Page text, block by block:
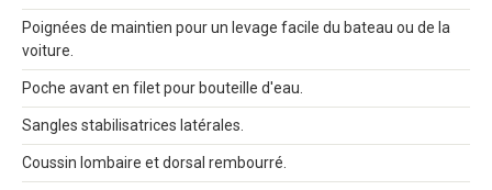
Poignées de maintien pour un levage facile du bateau ou de la
voiture.
Poche avant en filet pour bouteille d'eau.
Sangles stabilisatrices latérales.
Coussin lombaire et dorsal rembourré.